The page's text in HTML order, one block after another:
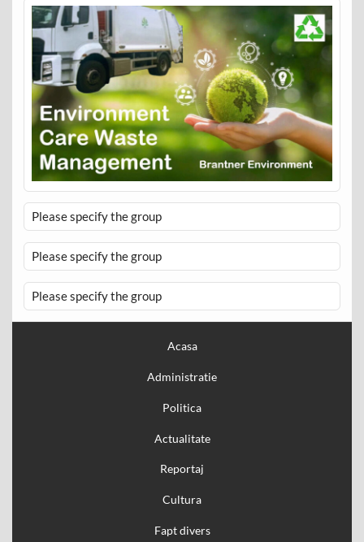
Please specify the group
Please specify the group
Please specify the group
Acasa
Administratie
Politica
Actualitate
Reportaj
Cultura
Fapt divers